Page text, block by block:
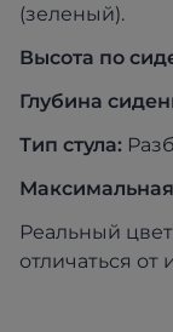
(зеленый).
Высота по
Глубина
Тип стула:
Реальный
отличаться